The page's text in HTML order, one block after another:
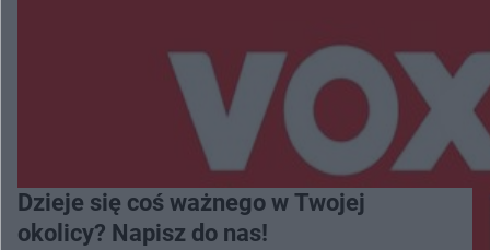
Dzieje się coś ważnego w Twojej
okolicy? Napisz do nas!